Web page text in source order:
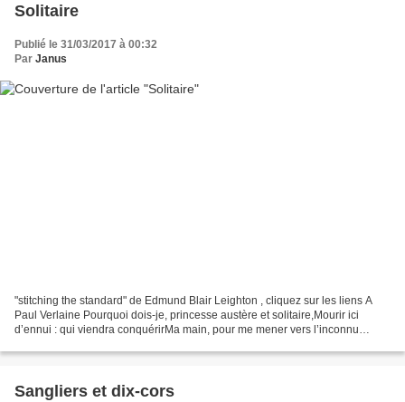
Solitaire
Publié le 31/03/2017 à 00:32
Par Janus
"stitching the standard" de Edmund Blair Leighton , cliquez sur les liens A
Paul Verlaine Pourquoi dois-je, princesse austère et solitaire,Mourir ici
d’ennui : qui viendra conquérirMa main, pour me mener vers l’inconnu
Sangliers et dix-cors